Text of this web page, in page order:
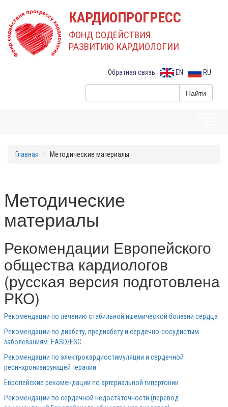
КАРДИОПРОГРЕСС
ФОНД СОДЕЙСТВИЯ
РАЗВИТИЮ КАРДИОЛОГИИ
RU
EN
Обратная связь
Главная Методические материалы
Методические
материалы
Рекомендации Европейского
общества кардиологов
(русская версия подготовлена
РКО)
Рекомендации по лечению стабильной ишемической болезни сердца
Рекомендации по диабету, предиабету и сердечно-сосудистым
заболеваниям. EASD/ESC
Рекомендации по электрокардиостимуляции и сердечной
ресинхронизирующей терапии
Европейские рекомендации по артериальной гипертонии
Рекомендации по сердечной недостаточности (перевод